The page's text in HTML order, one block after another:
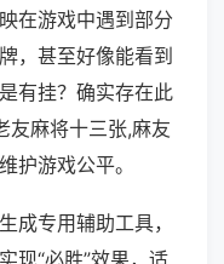
在游戏中遇到部分
，甚至好像能看到
有挂？确实存在此
友麻将十三张,麻友
护游戏公平。
成专用辅助工具，